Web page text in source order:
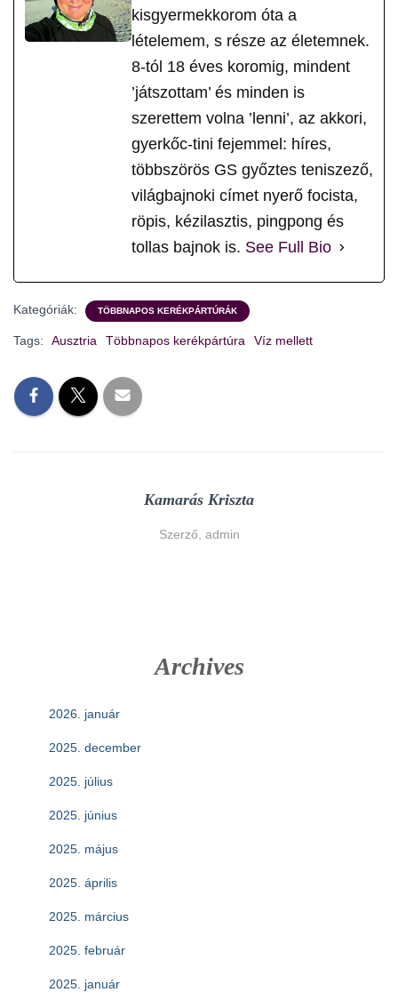
kisgyermekkorom óta a
lételemem, s része az életemnek.
8-tól 18 éves koromig, mindent
’játszottam’ és minden is
szerettem volna ’lenni’, az akkori,
gyerkőc-tini fejemmel: híres,
többszörös GS győztes teniszező,
világbajnoki címet nyerő focista,
röpis, kézilasztis, pingpong és
tollas bajnok is. See Full Bio
Kategóriák: TÖBBNAPOS KERÉKPÁRTÚRÁK
Tags: Ausztria Többnapos kerékpártúra Víz mellett
Kamarás Kriszta
Szerző, admin
Archives
2026. január
2025. december
2025. július
2025. június
2025. május
2025. április
2025. március
2025. február
2025. január